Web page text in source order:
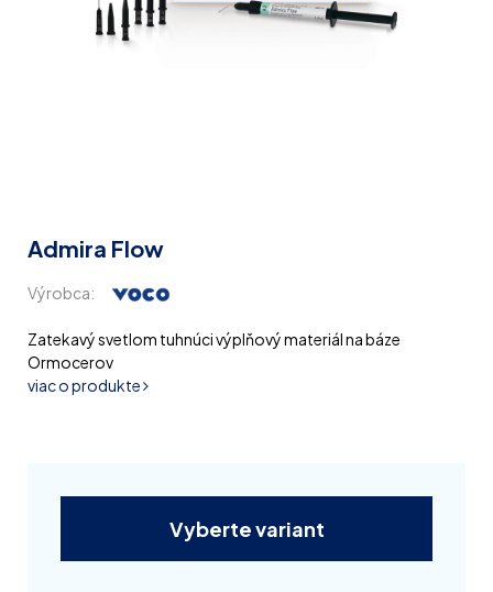
Admira Flow
Výrobca:
Zatekavý svetlom tuhnúci výplňový materiál na báze
Ormocerov
viac o produkte
Vyberte variant